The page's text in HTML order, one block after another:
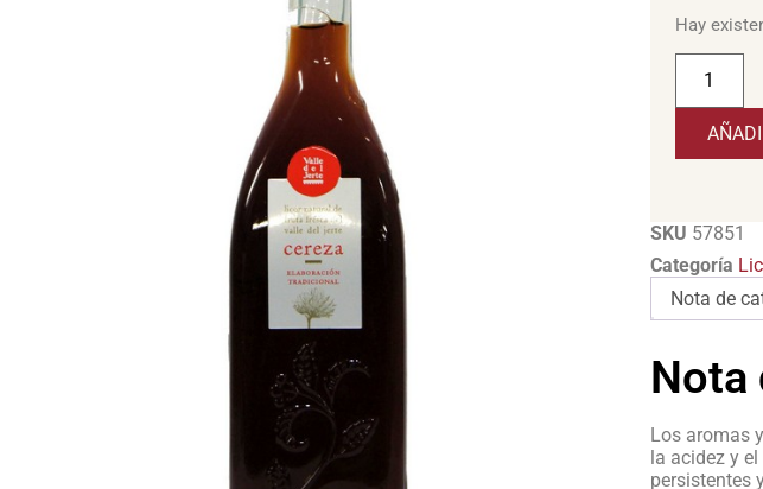
Hay
SKU 57851
Categoría
Nota de
Nota
Los aromas
la acidez y
persistentes